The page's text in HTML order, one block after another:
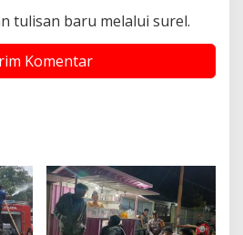
tulisan baru melalui surel.